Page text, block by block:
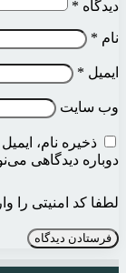
دیدگاه *
نام *
ایمیل *
وب‌ سایت
ذخیره نام،
دوباره دیدگاهی
لطفا کد امنیتی را